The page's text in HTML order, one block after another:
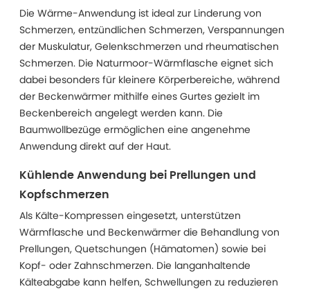
Die Wärme-Anwendung ist ideal zur Linderung von
Schmerzen, entzündlichen Schmerzen, Verspannungen
der Muskulatur, Gelenkschmerzen und rheumatischen
Schmerzen. Die Naturmoor-Wärmflasche eignet sich
dabei besonders für kleinere Körperbereiche, während
der Beckenwärmer mithilfe eines Gurtes gezielt im
Beckenbereich angelegt werden kann. Die
Baumwollbezüge ermöglichen eine angenehme
Anwendung direkt auf der Haut.
Kühlende Anwendung bei Prellungen und
Kopfschmerzen
Als Kälte-Kompressen eingesetzt, unterstützen
Wärmflasche und Beckenwärmer die Behandlung von
Prellungen, Quetschungen (Hämatomen) sowie bei
Kopf- oder Zahnschmerzen. Die langanhaltende
Kälteabgabe kann helfen, Schwellungen zu reduzieren